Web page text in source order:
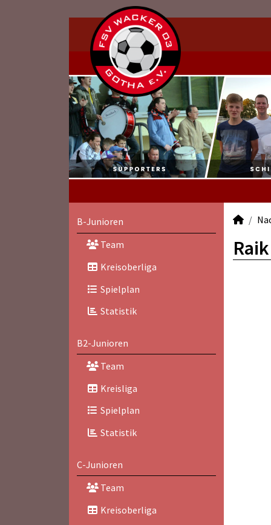
B-Junioren
Team
Kreisoberliga
Spielplan
Statistik
B2-Junioren
Team
Kreisliga
Spielplan
Statistik
C-Junioren
Team
Kreisoberliga